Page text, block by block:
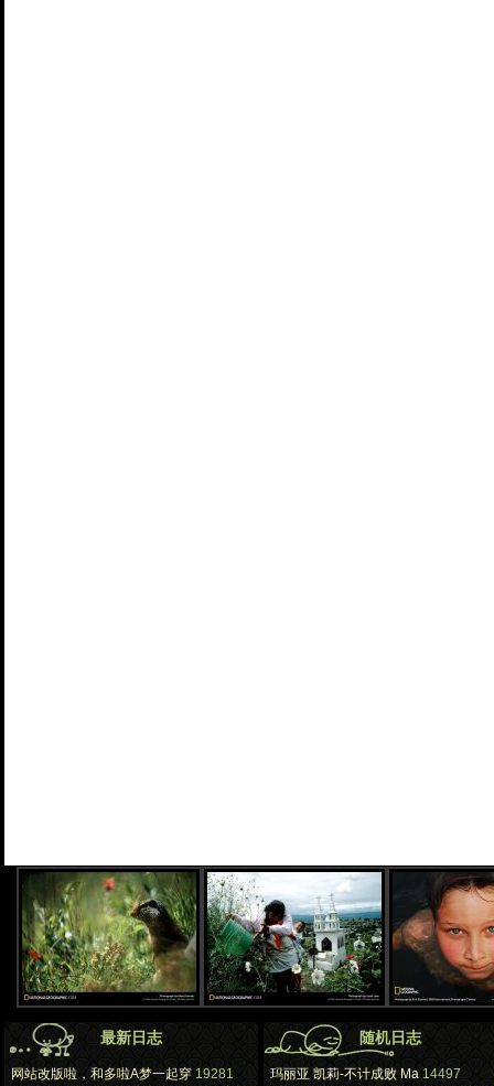
最新日志
网站改版啦，和多啦A梦一起穿 19281
随机日志
玛丽亚 凯莉-不计成败 Ma 14497